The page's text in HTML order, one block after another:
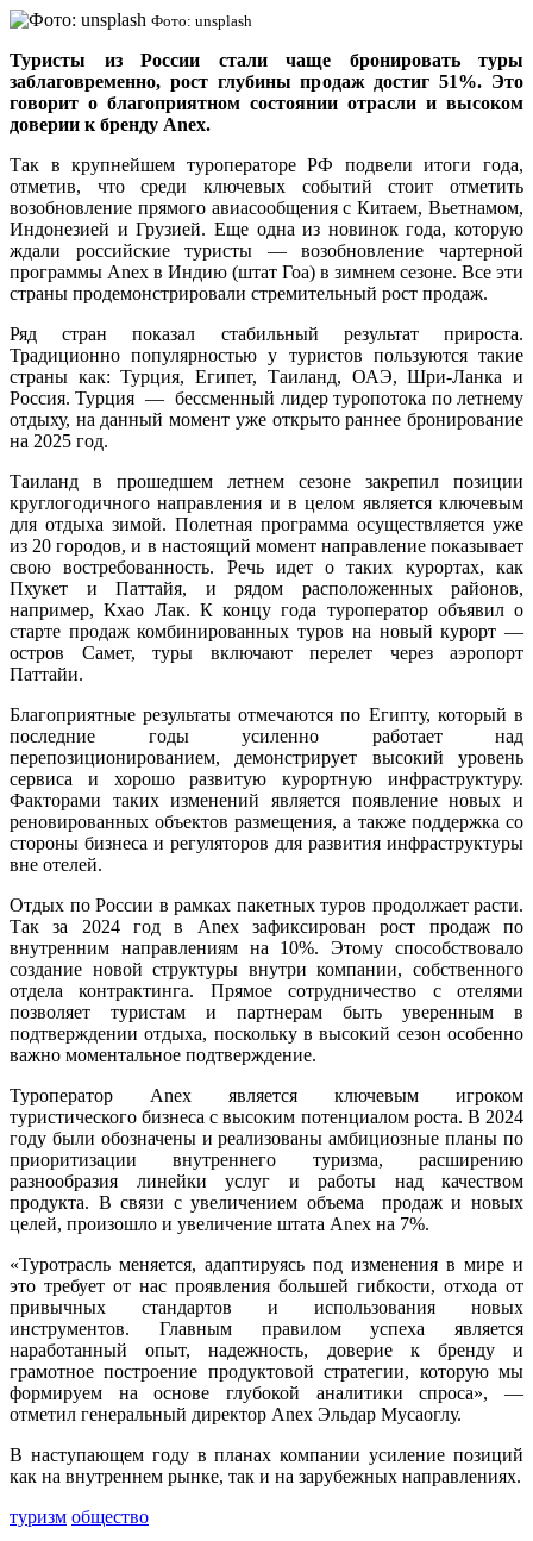
Фото: unsplash
Туристы из России стали чаще бронировать туры
заблаговременно, рост глубины продаж достиг 51%. Это
говорит о благоприятном состоянии отрасли и высоком
доверии к бренду Anex.
Так в крупнейшем туроператоре РФ подвели итоги года,
отметив, что среди ключевых событий стоит отметить
возобновление прямого авиасообщения с Китаем, Вьетнамом,
Индонезией и Грузией. Еще одна из новинок года, которую
ждали российские туристы — возобновление чартерной
программы Anex в Индию (штат Гоа) в зимнем сезоне. Все эти
страны продемонстрировали стремительный рост продаж.
Ряд стран показал стабильный результат прироста.
Традиционно популярностью у туристов пользуются такие
страны как: Турция, Египет, Таиланд, ОАЭ, Шри-Ланка и
Россия. Турция — бессменный лидер туропотока по летнему
отдыху, на данный момент уже открыто раннее бронирование
на 2025 год.
Таиланд в прошедшем летнем сезоне закрепил позиции
круглогодичного направления и в целом является ключевым
для отдыха зимой. Полетная программа осуществляется уже
из 20 городов, и в настоящий момент направление показывает
свою востребованность. Речь идет о таких курортах, как
Пхукет и Паттайя, и рядом расположенных районов,
например, Кхао Лак. К концу года туроператор объявил о
старте продаж комбинированных туров на новый курорт —
остров Самет, туры включают перелет через аэропорт
Паттайи.
Благоприятные результаты отмечаются по Египту, который в
последние годы усиленно работает над
перепозиционированием, демонстрирует высокий уровень
сервиса и хорошо развитую курортную инфраструктуру.
Факторами таких изменений является появление новых и
реновированных объектов размещения, а также поддержка со
стороны бизнеса и регуляторов для развития инфраструктуры
вне отелей.
Отдых по России в рамках пакетных туров продолжает расти.
Так за 2024 год в Anex зафиксирован рост продаж по
внутренним направлениям на 10%. Этому способствовало
создание новой структуры внутри компании, собственного
отдела контрактинга. Прямое сотрудничество с отелями
позволяет туристам и партнерам быть уверенным в
подтверждении отдыха, поскольку в высокий сезон особенно
важно моментальное подтверждение.
Туроператор Anex является ключевым игроком
туристического бизнеса с высоким потенциалом роста. В 2024
году были обозначены и реализованы амбициозные планы по
приоритизации внутреннего туризма, расширению
разнообразия линейки услуг и работы над качеством
продукта. В связи с увеличением объема продаж и новых
целей, произошло и увеличение штата Anex на 7%.
«Туротрасль меняется, адаптируясь под изменения в мире и
это требует от нас проявления большей гибкости, отхода от
привычных стандартов и использования новых
инструментов. Главным правилом успеха является
наработанный опыт, надежность, доверие к бренду и
грамотное построение продуктовой стратегии, которую мы
формируем на основе глубокой аналитики спроса», —
отметил генеральный директор Anex Эльдар Мусаоглу.
В наступающем году в планах компании усиление позиций
как на внутреннем рынке, так и на зарубежных направлениях.
туризм общество